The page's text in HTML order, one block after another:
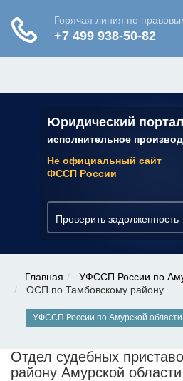
Юридический портал
исполнительное
Не официальный сайт
ФССП России
Проверить задолженность
✆ 7 (800) 350-22-64
Главная
УФССП России по
ОСП по Тамбовскому району
УФССП России по Амурской области
Отдел судебных
району Амурской области